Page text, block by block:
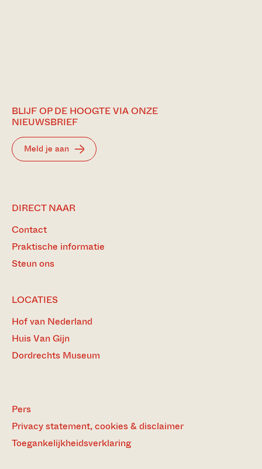
BLIJF OP DE HOOGTE VIA ONZE
NIEUWSBRIEF
Meld je aan
DIRECT NAAR
Contact
Praktische informatie
Steun ons
LOCATIES
Hof van Nederland
Huis Van Gijn
Dordrechts Museum
Pers
Privacy statement, cookies & disclaimer
Toegankelijkheidsverklaring